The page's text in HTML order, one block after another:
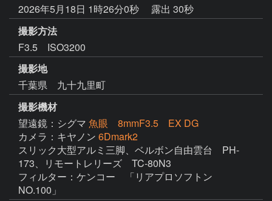
2026年5月18日 1時26分0秒
露出 30秒
撮影方法
F3.5 ISO3200
撮影地
千葉県 九十九里町
撮影機材
望遠鏡：シグマ 魚眼 8mmF3.5 EX DG
カメラ：キヤノン 6Dmark2
スリック大型アルミ三脚、ベルボン自由雲台　PH-
173、リモートレリーズ　TC-80N3
フィルター：ケンコー　「リアプロソフトン
NO.100」